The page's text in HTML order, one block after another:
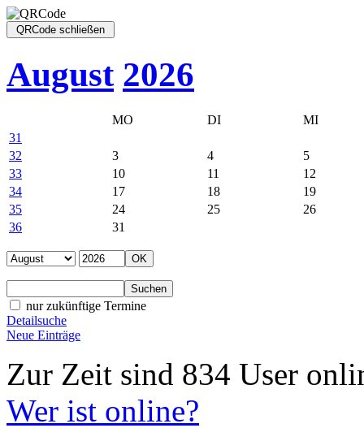
August 2026
MO DI
MI
31
32
3 4
5
33
10 11
12
34
17 18
19
35
24 25
26
36
31
nur zukünftige Termine
Detailsuche
Neue Einträge
Zur Zeit sind 834 User
Wer ist online?